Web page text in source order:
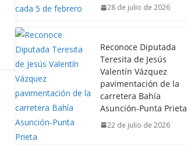
28 de julio de 2026
Reconoce Diputada
Teresita de Jesús
Valentín Vázquez
pavimentación de la
carretera Bahía
Asunción-Punta Prieta
22 de julio de 2026